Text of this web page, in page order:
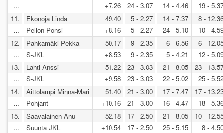
…
+7.26
24 - 3.07
14 - 4.46
19 - 5.37
11.
…
Ekonoja Linda
Pellon Ponsi
49.40
+8.16
5 - 2.27
5 - 2.27
14 - 7.37
24 - 5.10
8 - 12.36
10 - 4.59
12.
…
Pahkamäki Pekka
S-JKL
50.17
+8.53
9 - 2.35
9 - 2.35
6 - 6.56
5 - 4.21
6 - 12.05
12 - 5.09
13.
…
Lahti Anssi
S-JKL
51.22
+9.58
23 - 3.03
23 - 3.03
21 - 8.05
22 - 5.02
23 - 13.57
25 - 5.52
14.
…
Aittolampi Minna-Mari
Pohjant
51.40
+10.16
21 - 3.00
21 - 3.00
17 - 7.47
16 - 4.47
17 - 13.23
18 - 5.36
15.
…
Saavalainen Anu
Suunta JKL
52.18
+10.54
17 - 2.50
17 - 2.50
21 - 8.05
25 - 5.15
10 - 12.55
8 - 4.50